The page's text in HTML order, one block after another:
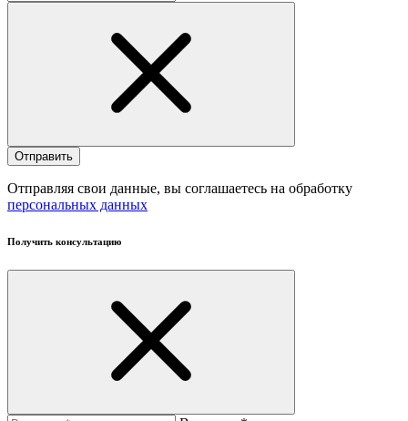
Отправляя свои данные, вы соглашаетесь на обработку
персональных данных
Получить консультацию